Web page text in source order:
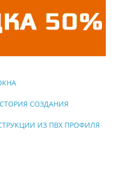
СОЗДАНИЯ
ИЗ ПВХ ПРОФИЛЯ